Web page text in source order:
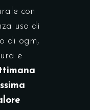
con
uso di
di ogm,
e